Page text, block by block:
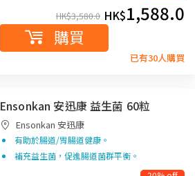
HK$3,580.0 HK$1,588.0
購買
已有30人購買
Ensonkan 安迅康 益生菌 60粒
Ensonkan 安迅康
有助於腸道/胃腸道健康。
補充益生菌，促進腸道菌群平衡。